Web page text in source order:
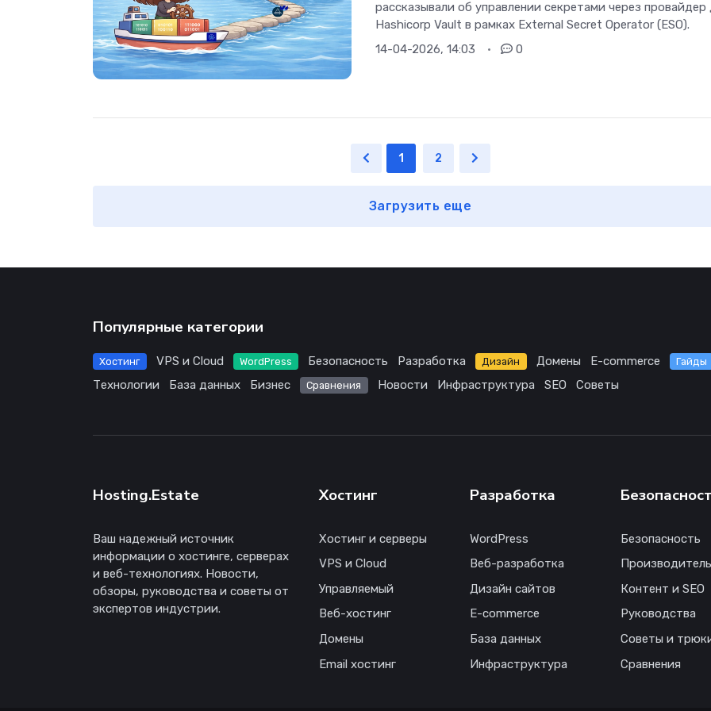
рассказывали об управлении секретами через провайдер
Hashicorp Vault в рамках External Secret Operator (ESO).
14-04-2026, 14:03
0
1 2
Загрузить еще
Популярные категории
Хостинг VPS и Cloud WordPress Безопасность Разработка Дизайн Домены E-commerce Гайды
Технологии База данных Бизнес Сравнения Новости Инфраструктура SEO Советы
Hosting.Estate
Ваш надежный источник
информации о хостинге, серверах
и веб-технологиях. Новости,
обзоры, руководства и советы от
экспертов индустрии.
Хостинг
Хостинг и серверы
VPS и Cloud
Управляемый
Веб-хостинг
Домены
Email хостинг
Разработка
WordPress
Веб-разработка
Дизайн сайтов
E-commerce
База данных
Инфраструктура
Безопасность
Контент и SEO
Руководства
Советы и
Сравнения